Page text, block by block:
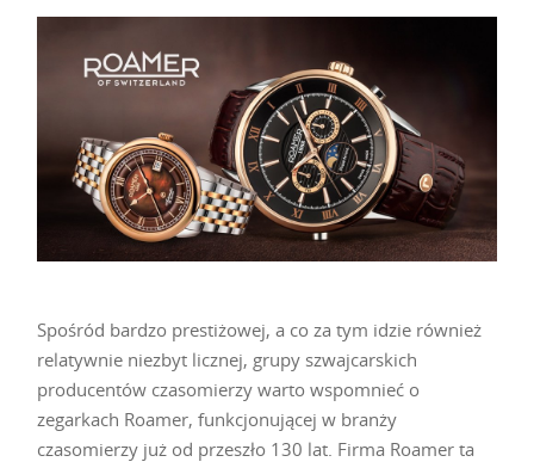
Spośród bardzo prestiżowej, a co za tym idzie również
relatywnie niezbyt licznej, grupy szwajcarskich
producentów czasomierzy warto wspomnieć o
zegarkach Roamer, funkcjonującej w branży
czasomierzy już od przeszło 130 lat. Firma Roamer ta